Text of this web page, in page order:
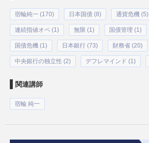
宿輪純一 (170) 日本国債 (8) 通貨危機 (5)
連続指値オペ (1) 無限 (1) 国債管理 (1)
国債危機 (1) 日本銀行 (73) 財務省 (20)
中央銀行の独立性 (2) デフレマインド (1)
関連講師
宿輪 純一